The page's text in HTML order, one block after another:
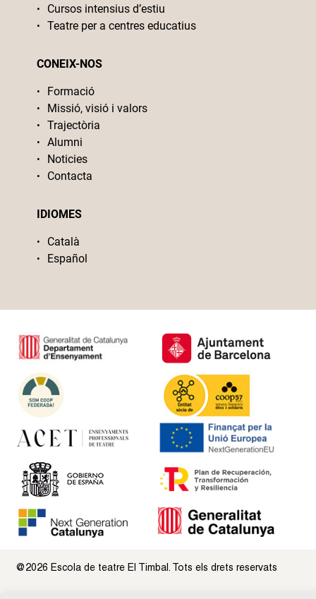
Cursos intensius d’estiu
Teatre per a centres educatius
CONEIX-NOS
Formació
Missió, visió i valors
Trajectòria
Alumni
Noticies
Contacta
IDIOMES
Català
Español
@2026 Escola de teatre El Timbal. Tots els drets reservats